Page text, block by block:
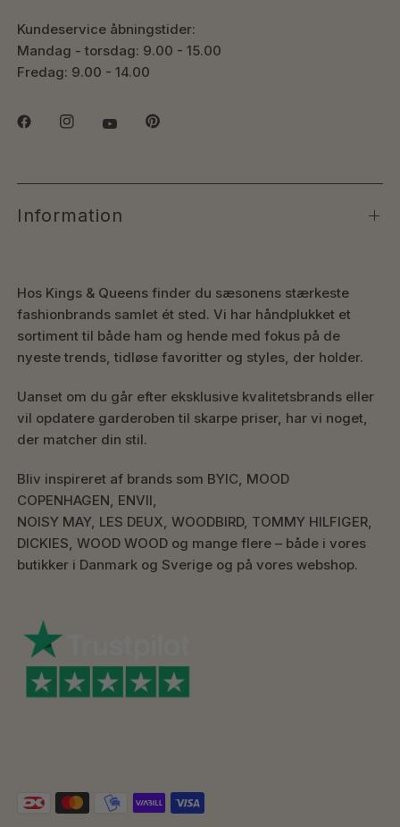
Kundeservice åbningstider:
Mandag - torsdag: 9.00 - 15.00
Fredag: 9.00 - 14.00
Information
Hos Kings & Queens finder du sæsonens stærkeste
fashionbrands samlet ét sted. Vi har håndplukket et
sortiment til både ham og hende med fokus på de
nyeste trends, tidløse favoritter og styles, der holder.
Uanset om du går efter eksklusive kvalitetsbrands eller
vil opdatere garderoben til skarpe priser, har vi noget,
der matcher din stil.
Bliv inspireret af brands som BYIC, MOOD
COPENHAGEN, ENVII,
NOISY MAY, LES DEUX, WOODBIRD, TOMMY HILFIGER,
DICKIES, WOOD WOOD og mange flere – både i vores
butikker i Danmark og Sverige og på vores webshop.